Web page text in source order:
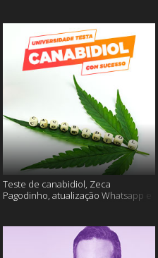
Teste de canabidiol, Zeca
Pagodinho, atualização Whatsapp e